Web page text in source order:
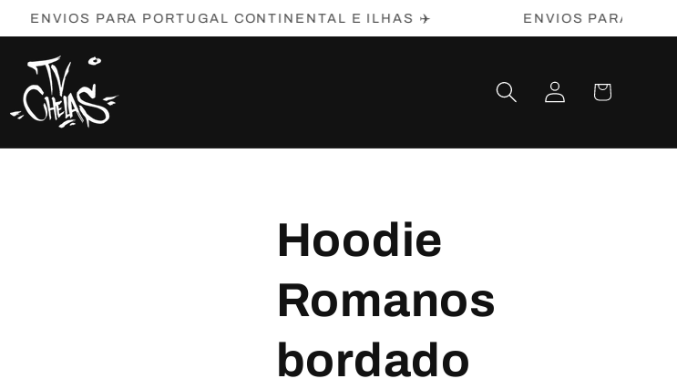
ENVIOS PARA PORTUGAL CONTINENTAL E ILHAS ✈️ ENVIOS PARA
Iniciar
sessão
Carrinho
Hoodie
Romanos
bordado